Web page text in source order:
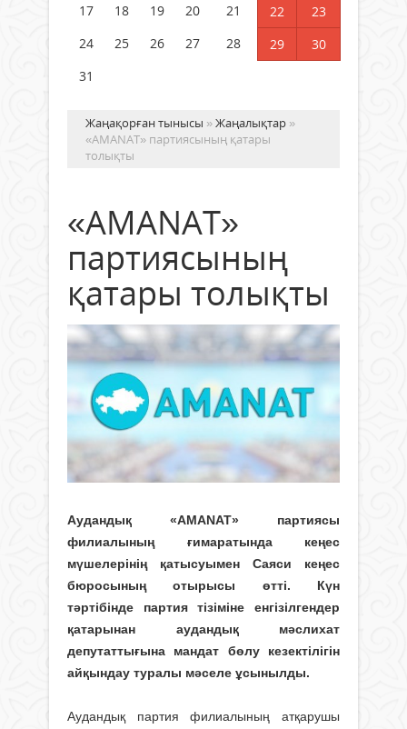
17
18 19 20 21 22
23
24
25 26 27 28 29
30
31
Жаңақорған тынысы »Жаңалықтар »
«AMANAT» партиясының қатары
толықты
«AMANAT»
партиясының
қатары толықты
Аудандық «AMANAT» партиясы
филиалының ғимаратында кеңес
мүшелерінің қатысуымен Саяси кеңес
бюросының отырысы өтті. Күн
тәртібінде партия тізіміне енгізілгендер
қатарынан аудандық мәслихат
депутаттығына мандат бөлу кезектілігін
айқындау туралы мәселе ұсынылды.
Аудандық партия филиалының атқарушы